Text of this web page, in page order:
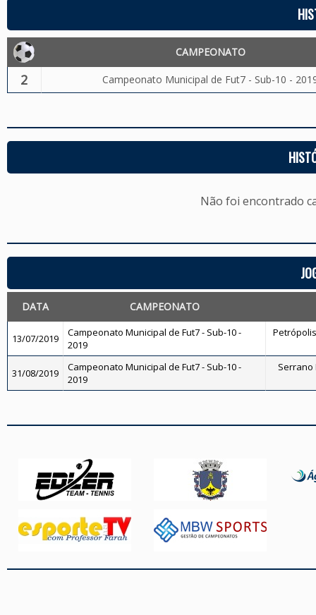
CAMPEONATO
2 Campeonato Municipal de Fut7 - Sub-10 -
Não foi encontrado
DATA CAMPEONATO
13/07/2019
Campeonato Municipal de Fut7 - Sub-10 -
2019
31/08/2019
Campeonato Municipal de Fut7 - Sub-10 -
2019
Serrano